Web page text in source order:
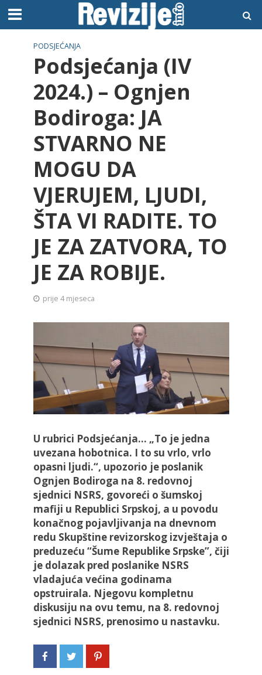
PODSJEĆANJA
Podsjećanja (IV
2024.) – Ognjen
Bodiroga: JA
STVARNO NE
MOGU DA
VJERUJEM, LJUDI,
ŠTA VI RADITE. TO
JE ZA ZATVORA, TO
JE ZA ROBIJE.
prije 4 mjeseca
U rubrici Podsjećanja... „To je jedna
uvezana hobotnica. I to su vrlo, vrlo
opasni ljudi.“, upozorio je poslanik
Ognjen Bodiroga na 8. redovnoj
sjednici NSRS, govoreći o šumskoj
mafiji u Republici Srpskoj, a u povodu
konačnog pojavljivanja na dnevnom
redu Skupštine revizorskog izvještaja o
preduzeću “Šume Republike Srpske”, čiji
je dolazak pred poslanike NSRS
vladajuća većina godinama
opstruirala. Njegovu kompletnu
diskusiju na ovu temu, na 8. redovnoj
sjednici NSRS, prenosimo u nastavku.